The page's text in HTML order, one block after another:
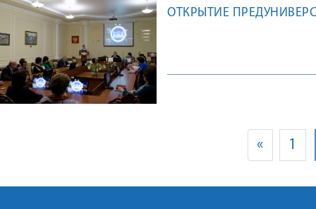
ОТКРЫТИЕ
« 1